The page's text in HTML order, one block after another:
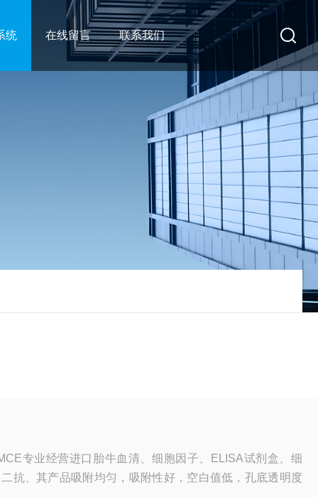
统 在线留言 联系我们
专业经营进口胎牛血清、细胞因子、ELISA试剂盒、细
抗、其产品吸附均匀，吸附性好，空白值低，孔底透明度